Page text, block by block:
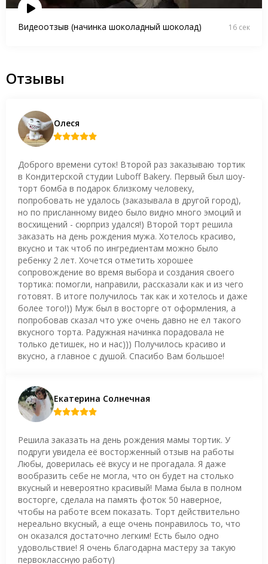
Видеоотзыв (начинка шоколадный шоколад) 16 сек
Отзывы
Олеся
Доброго времени суток! Второй раз заказываю тортик
в Кондитерской студии Luboff Bakery. Первый был шоу-
торт бомба в подарок близкому человеку,
попробовать не удалось (заказывала в другой город),
но по присланному видео было видно много эмоций и
восхищений - сюрприз удался!) Второй торт решила
заказать на день рождения мужа. Хотелось красиво,
вкусно и так чтоб по ингредиентам можно было
ребенку 2 лет. Хочется отметить хорошее
сопровождение во время выбора и создания своего
тортика: помогли, направили, рассказали как и из чего
готовят. В итоге получилось так как и хотелось и даже
более того!)) Муж был в восторге от оформления, а
попробовав сказал что уже очень давно не ел такого
вкусного торта. Радужная начинка порадовала не
только детишек, но и нас))) Получилось красиво и
вкусно, а главное с душой. Спасибо Вам большое!
Екатерина Солнечная
Решила заказать на день рождения мамы тортик. У
подруги увидела её восторженный отзыв на работы
Любы, доверилась её вкусу и не прогадала. Я даже
вообразить себе не могла, что он будет на столько
вкусный и невероятно красивый! Мама была в полном
восторге, сделала на память фоток 50 наверное,
чтобы на работе всем показать. Торт действительно
нереально вкусный, а еще очень понравилось то, что
он оказался достаточно легким! Есть было одно
удовольствие! Я очень благодарна мастеру за такую
первоклассную работу)